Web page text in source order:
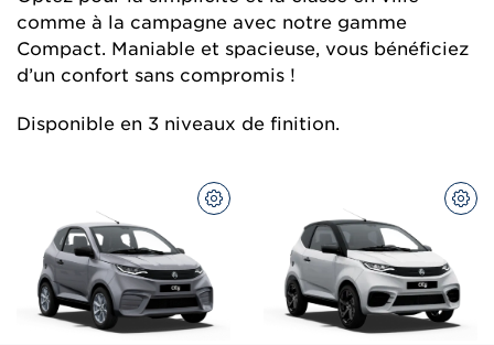
comme à la campagne avec notre gamme
Compact. Maniable et spacieuse, vous bénéficiez
d’un confort sans compromis !
Disponible en 3 niveaux de finition.
CONFIGUREZ